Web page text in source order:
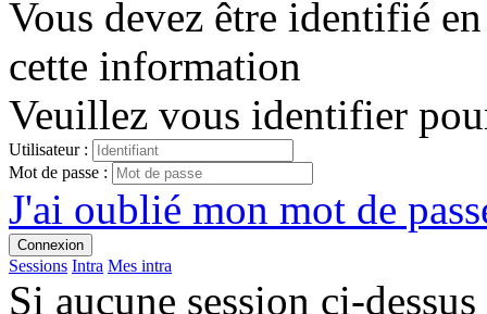
Vous devez être identifié
cette information
Veuillez vous identifier
Utilisateur :
Mot de passe :
J'ai oublié mon mot de
Connexion
Sessions Intra Mes intra
Si aucune session ci-